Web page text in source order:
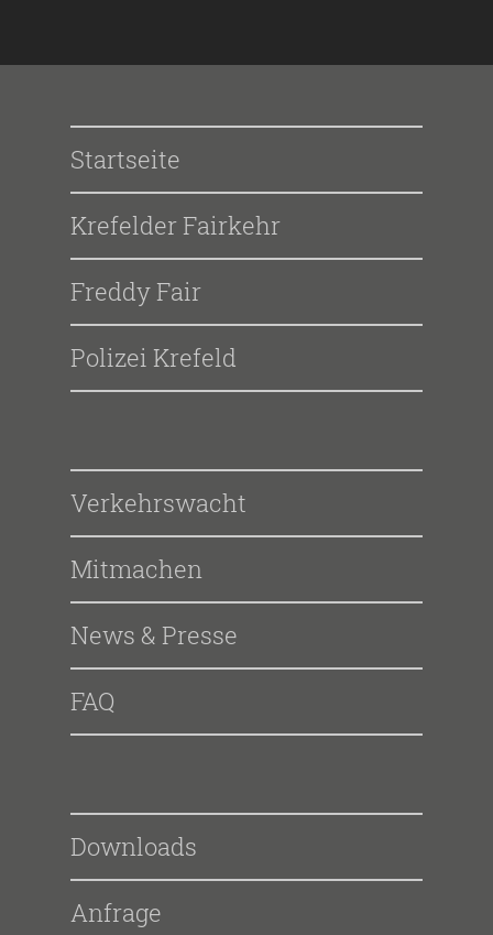
Startseite
Krefelder Fairkehr
Freddy Fair
Polizei Krefeld
Verkehrswacht
Mitmachen
News & Presse
FAQ
Downloads
Anfrage